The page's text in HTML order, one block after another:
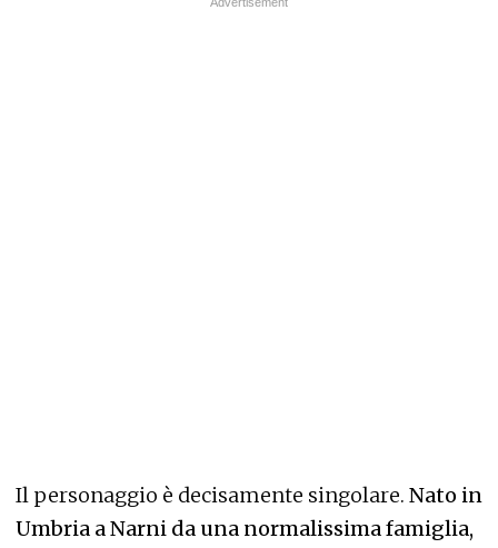
Il personaggio è decisamente singolare. Nato in
Umbria a Narni da una normalissima famiglia,